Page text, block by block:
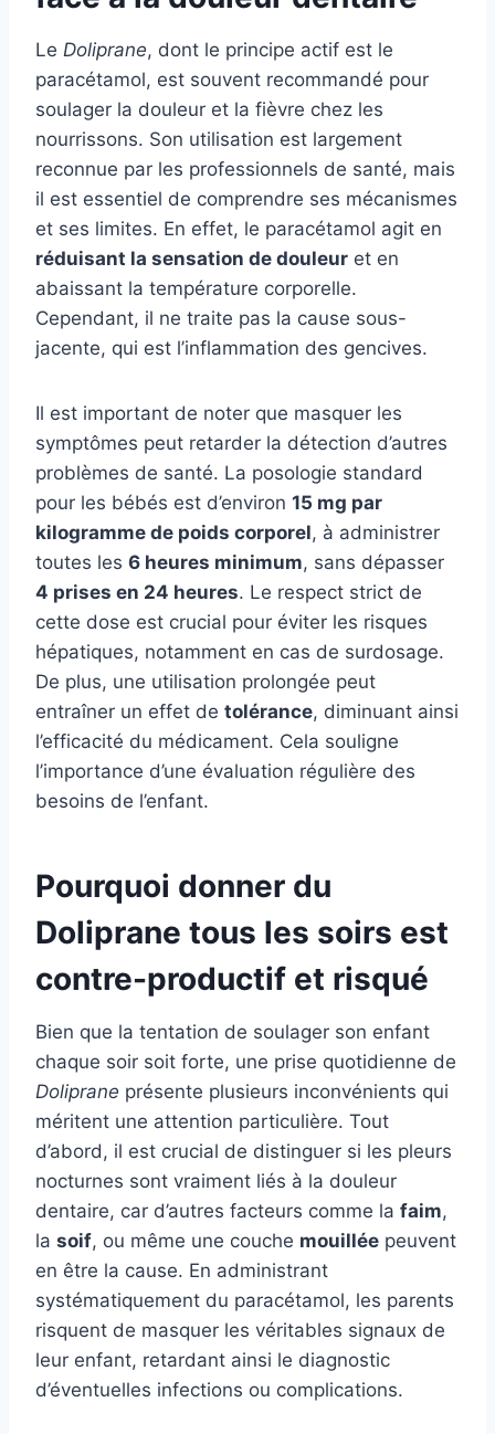
Le Doliprane, dont le principe actif est le
paracétamol, est souvent recommandé pour
soulager la douleur et la fièvre chez les
nourrissons. Son utilisation est largement
reconnue par les professionnels de santé, mais
il est essentiel de comprendre ses mécanismes
et ses limites. En effet, le paracétamol agit en
réduisant la sensation de douleur et en
abaissant la température corporelle.
Cependant, il ne traite pas la cause sous-
jacente, qui est l’inflammation des gencives.
Il est important de noter que masquer les
symptômes peut retarder la détection d’autres
problèmes de santé. La posologie standard
pour les bébés est d’environ 15 mg par
kilogramme de poids corporel, à administrer
toutes les 6 heures minimum, sans dépasser
4 prises en 24 heures. Le respect strict de
cette dose est crucial pour éviter les risques
hépatiques, notamment en cas de surdosage.
De plus, une utilisation prolongée peut
entraîner un effet de tolérance, diminuant ainsi
l’efficacité du médicament. Cela souligne
l’importance d’une évaluation régulière des
besoins de l’enfant.
Pourquoi donner du
Doliprane tous les soirs est
contre-productif et risqué
Bien que la tentation de soulager son enfant
chaque soir soit forte, une prise quotidienne de
Doliprane présente plusieurs inconvénients qui
méritent une attention particulière. Tout
d’abord, il est crucial de distinguer si les pleurs
nocturnes sont vraiment liés à la douleur
dentaire, car d’autres facteurs comme la faim,
la soif, ou même une couche mouillée peuvent
en être la cause. En administrant
systématiquement du paracétamol, les parents
risquent de masquer les véritables signaux de
leur enfant, retardant ainsi le diagnostic
d’éventuelles infections ou complications.